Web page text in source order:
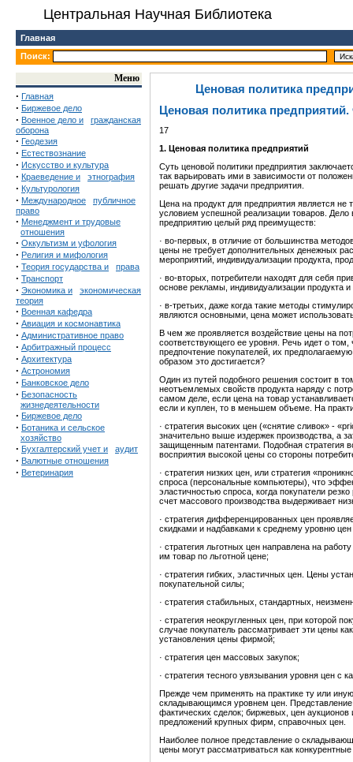
Центральная Научная Библиотека
Главная
Поиск:
Меню
· Главная
· Биржевое дело
· Военное дело и
гражданская
оборона
· Геодезия
· Естествознание
· Искусство и культура
· Краеведение и этнография
· Культурология
· Международное
публичное
право
· Менеджмент и трудовые
отношения
· Оккультизм и уфология
· Религия и мифология
· Теория государства и права
· Транспорт
· Экономика и
экономическая
теория
· Военная кафедра
· Авиация и космонавтика
· Административное право
· Арбитражный процесс
· Архитектура
· Астрономия
· Банковское дело
· Безопасность
жизнедеятельности
· Биржевое дело
· Ботаника и сельское
хозяйство
· Бухгалтерский учет и аудит
· Валютные отношения
· Ветеринария
Ценовая политика
Ценовая политика
17
1. Ценовая политика предприятий
Суть ценовой политики предприятия
так варьировать ими в зависимости от
решать другие задачи предприятия.
Цена на продукт для предприятия является
условием успешной реализации товаров. Дело
предприятию целый ряд преимуществ:
· во-первых, в отличие от большинства
цены не требует дополнительных денежных
мероприятий, индивидуализации продукта,
· во-вторых, потребители находят для себя
основе рекламы, индивидуализации продукта и
· в-третьих, даже когда такие методы
являются основными, цена может
В чем же проявляется воздействие цены на
соответствующего ее уровня. Речь идет о
предпочтение покупателей, их
образом это достигается?
Один из путей подобного решения состоит в
неотъемлемых свойств продукта наряду с
самом деле, если цена на товар
если и куплен, то в меньшем объеме. На
· стратегия высоких цен («снятие сливок» -
значительно выше издержек производства, а
защищенным патентами. Подобная стратегия
восприятия высокой цены со стороны
· стратегия низких цен, или стратегия
спроса (персональные компьютеры), что
эластичностью спроса, когда покупатели
счет массового производства выдерживает
· стратегия дифференцированных цен
скидками и надбавками к среднему уровню
· стратегия льготных цен направлена на
им товар по льготной цене;
· стратегия гибких, эластичных цен. Цены
покупательной силы;
· стратегия стабильных, стандартных,
· стратегия неокругленных цен, при которой
случае покупатель рассматривает эти цены
установления цены фирмой;
· стратегия цен массовых закупок;
· стратегия тесного увязывания уровня цен с
Прежде чем применять на практике ту или
складывающимся уровнем цен.
фактических сделок; биржевых, цен
предложений крупных фирм, справочных цен.
Наиболее полное представление о
цены могут рассматриваться как